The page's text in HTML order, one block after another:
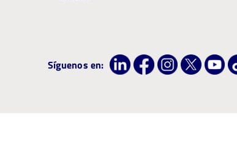
Síguenos en: